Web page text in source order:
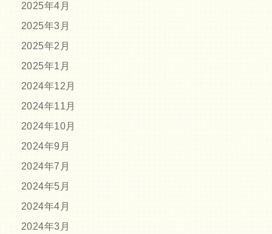
2025年4月
2025年3月
2025年2月
2025年1月
2024年12月
2024年11月
2024年10月
2024年9月
2024年7月
2024年5月
2024年4月
2024年3月